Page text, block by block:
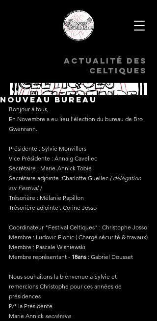
Actualité des
celtiques
Nouveau Bureau
Bonjour à tous,
En Novembre a eu lieu l'élection du bureau de Bro
Gwenrann.
Présidente : Sylvie Monvillers
Vice Présidente : Annaig Cavellec
Secrétaire : Marie-Annick Tobie
Secrétaire adjointe :Charlotte Guellec ( délégation
sur Festival )
Trésorière : Mélanie Papillon
Trésorière adjointe : Corine Josso
Coordinateur "Festival Celtiques" : Christophe Josso
Membre : Ludovic Flohic ( Chargé sécurité & travaux)
Membre : Pascale Wisniewski
Membre représentant - 18ans : Gabriel Dousset
Nous souhaitons la bienvenue à Sylvie et
remercions Christophe pour ces années de
présidences
P/° la Présidente
Marie Annick secrétaire